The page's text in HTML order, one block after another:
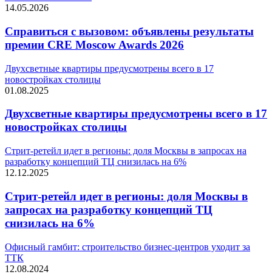
14.05.2026
Справиться с вызовом: объявлены результаты
премии CRE Moscow Awards 2026
Двухсветные квартиры предусмотрены всего в 17
новостройках столицы
01.08.2025
Двухсветные квартиры предусмотрены всего в 17
новостройках столицы
Стрит-ретейл идет в регионы: доля Москвы в запросах на
разработку концепций ТЦ снизилась на 6%
12.12.2025
Стрит-ретейл идет в регионы: доля Москвы в
запросах на разработку концепций ТЦ
снизилась на 6%
Офисный гамбит: строительство бизнес-центров уходит за
ТТК
12.08.2024